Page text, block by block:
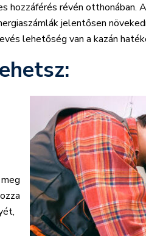
révén otthonában.
jelentősen
lehetőség van a kazán